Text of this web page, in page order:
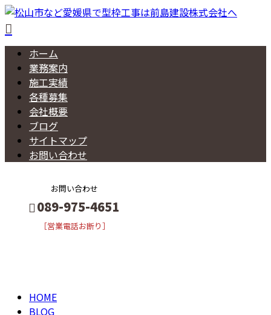
ホーム
業務案内
施工実績
各種募集
会社概要
ブログ
サイトマップ
お問い合わせ
お問い合わせ
089-975-4651
［営業電話お断り］
HOME
BLOG